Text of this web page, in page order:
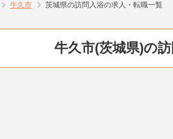
牛久市 茨城県の訪問入浴の求人・転職一覧
牛久市(茨城県)の